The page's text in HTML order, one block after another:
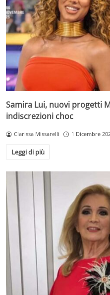
Samira Lui, nuovi progetti
indiscrezioni choc
Clarissa Missarelli 1 Dicembre
Leggi di più